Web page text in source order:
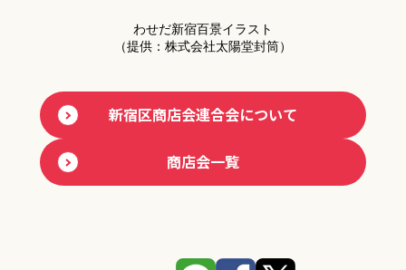
わせだ新宿百景イラスト
（提供：株式会社太陽堂封筒）
新宿区商店会連合会について
商店会一覧